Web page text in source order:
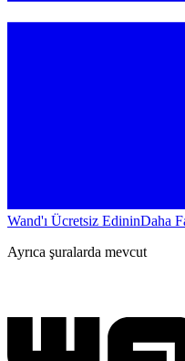
Wand'ı Ücretsiz EdininDaha
Ayrıca şuralarda mevcut